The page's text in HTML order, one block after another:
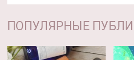
ПОПУЛЯРНЫЕ